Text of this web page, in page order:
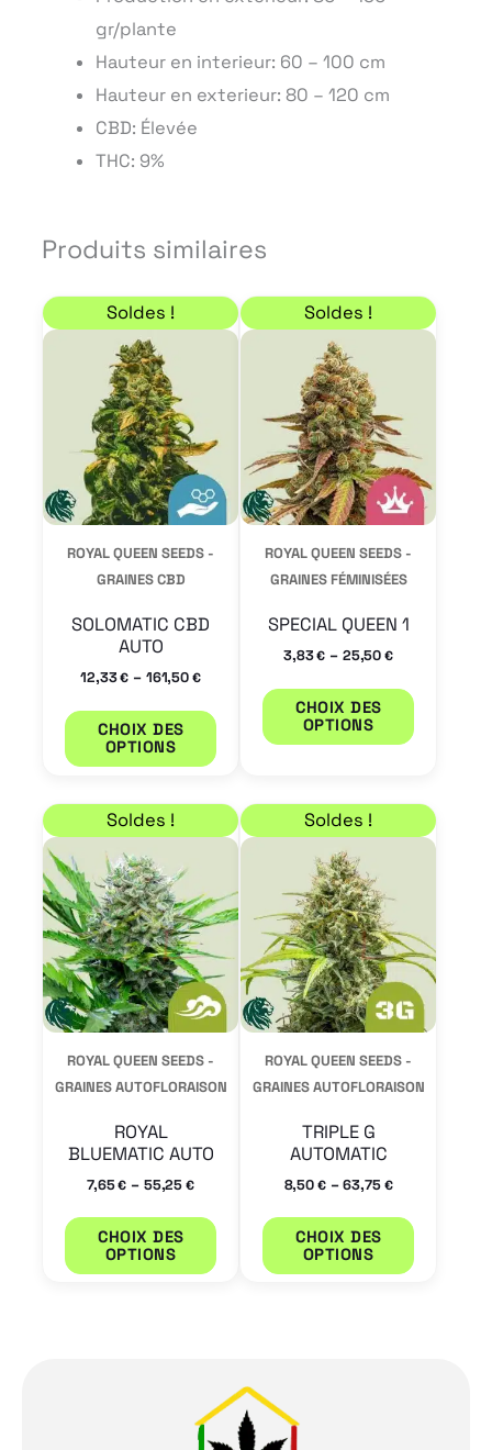
gr/plante
Hauteur en interieur: 60 – 100 cm
Hauteur en exterieur: 80 – 120 cm
CBD: Élevée
THC: 9%
Produits similaires
Soldes !
ROYAL QUEEN SEEDS -
GRAINES CBD
SOLOMATIC CBD
AUTO
12,33€ – 161,50 €
Plage de prix : 12,33 € à 161,50 €
CHOIX DES
OPTIONS
Ce
produit
plusieurs
variations.
Les
options
peuvent
Soldes !
ROYAL QUEEN SEEDS -
GRAINES FÉMINISÉES
SPECIAL QUEEN 1
3,83€ – 25,50€
Plage de prix : 3,83
CHOIX DES
OPTIONS
Ce
produit
Les
options
page
du
Soldes !
ROYAL QUEEN SEEDS -
GRAINES AUTOFLORAISON
ROYAL
BLUEMATIC AUTO
7,65€ – 55,25€
Plage de prix : 7,65 € à 55,25 €
CHOIX DES
OPTIONS
Ce
produit
plusieurs
variations.
Les
options
peuvent
être
produit
Soldes !
ROYAL QUEEN SEEDS -
GRAINES AUTOFLORAISON
TRIPLE G
AUTOMATIC
8,50 €–63,75 €
Plage de prix : 8,50
CHOIX DES
OPTIONS
Ce
produit
Les
options
être